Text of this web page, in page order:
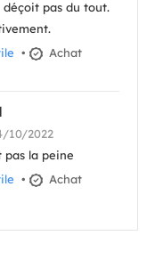
pas du tout.
•
Achat
10/2022
pas la peine
•
Achat